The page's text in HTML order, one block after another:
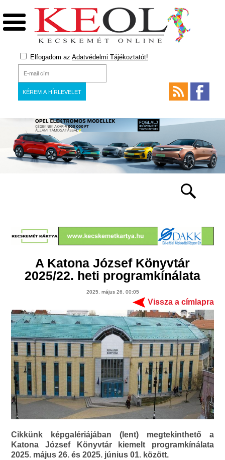
Elfogadom az Adatvédelmi Tájékoztatót!
A Katona József Könyvtár
2025/22. heti programkínálata
2025. május 26. 00:05
Vissza a címlapra
Cikkünk képgalériájában (lent) megtekinthető a
Katona József Könyvtár kiemelt programkínálata
2025. május 26. és 2025. június 01. között.